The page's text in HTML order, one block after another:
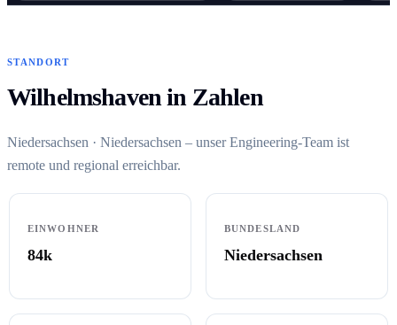
STANDORT
Wilhelmshaven in Zahlen
Niedersachsen · Niedersachsen – unser Engineering-Team ist
remote und regional erreichbar.
EINWOHNER
84k
BUNDESLAND
Niedersachsen